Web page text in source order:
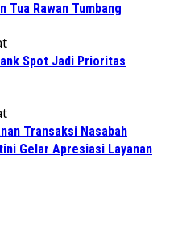
Tua Rawan Tumbang
Spot Jadi Prioritas
Transaksi Nasabah
Gelar Apresiasi Layanan